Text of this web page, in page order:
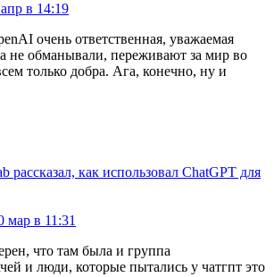
в 14:19
очень ответственная, уважаемая
не обманывали, переживают за мир во
только добра. Ага, конечно, ну и
рассказал, как использовал ChatGPT для
мар в 11:31
что там была и группа
и люди, которые пытались у чатгпт это